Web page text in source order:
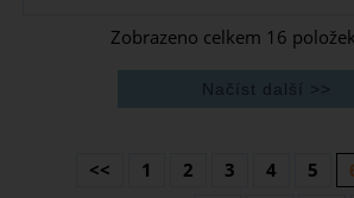
Zobrazeno celkem 16
<< 1 2 3 4 5